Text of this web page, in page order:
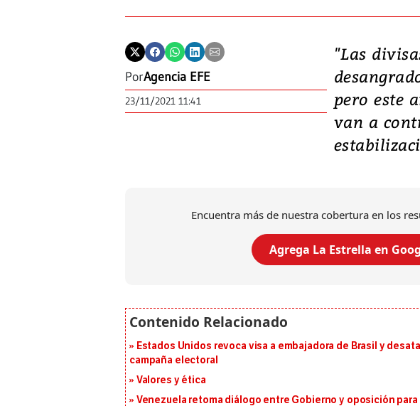
PorAgencia EFE
23/11/2021 11:41
"Las
pero este
van a
Encuentra más de nuestra cobertura en los
Agrega La Estrella en
Estados Unidos revoca visa a embajadora de Brasil y
campaña electoral
Valores y ética
Venezuela retoma diálogo entre Gobierno y oposición